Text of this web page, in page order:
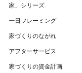
家」シリーズ
一日フレーミング
家づくりのながれ
アフターサービス
家づくりの資金計画